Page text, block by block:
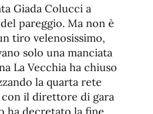
Giada Colucci a
pareggio. Ma non è
tiro velenosissimo,
solo una manciata
La Vecchia ha chiuso
la quarta rete
il direttore di gara